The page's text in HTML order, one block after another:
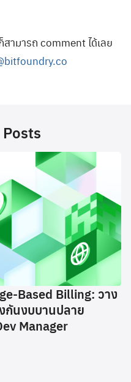
ามารถ comment ได้เลย
Based Billing: วาง
กันงบบานปลาย
Manager